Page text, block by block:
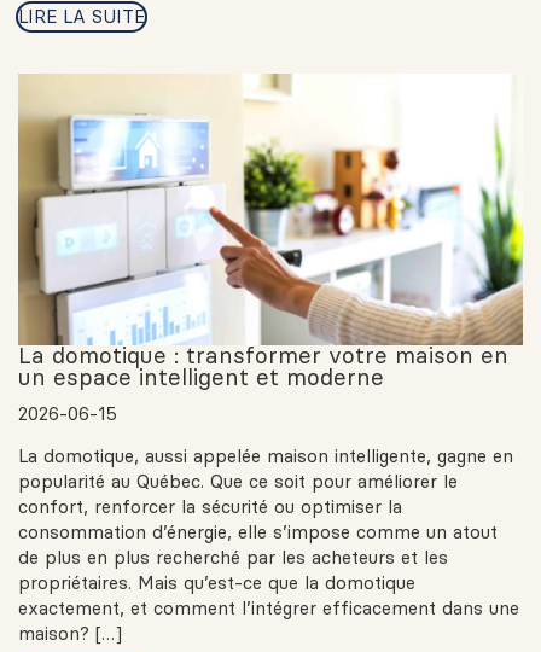
LIRE LA SUITE
La domotique : transformer votre maison en
un espace intelligent et moderne
2026-06-15
La domotique, aussi appelée maison intelligente, gagne en
popularité au Québec. Que ce soit pour améliorer le
confort, renforcer la sécurité ou optimiser la
consommation d’énergie, elle s’impose comme un atout
de plus en plus recherché par les acheteurs et les
propriétaires. Mais qu’est-ce que la domotique
exactement, et comment l’intégrer efficacement dans une
maison? […]